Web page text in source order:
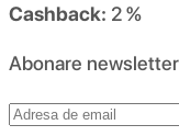
Cashback: 2 %
Abonare newsletter